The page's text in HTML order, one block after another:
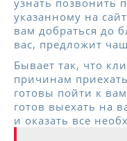
указанному на
вам добраться до
вас, предложит
Бывает так, что
причинам
готовы пойти к
готов выехать на
и оказать все